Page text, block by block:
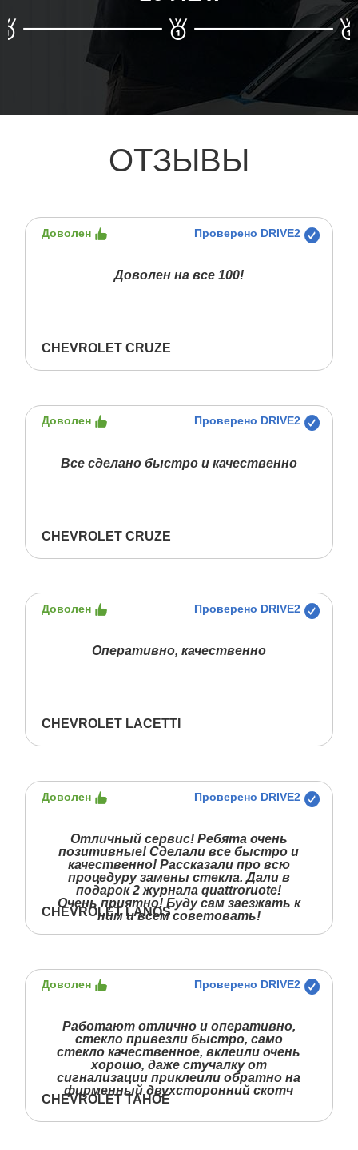
ОТЗЫВЫ
Доволен Проверено DRIVE2
Доволен на все 100!
CHEVROLET CRUZE
Доволен Проверено DRIVE2
Все сделано быстро и качественно
CHEVROLET CRUZE
Доволен Проверено DRIVE2
Оперативно, качественно
CHEVROLET LACETTI
Доволен Проверено DRIVE2
Отличный сервис! Ребята очень
позитивные! Сделали все быстро и
качественно! Рассказали про всю
процедуру замены стекла. Дали в
подарок 2 журнала quattroruote!
Очень приятно! Буду сам заезжать к
ним и всем советовать!
CHEVROLET LANOS
Доволен Проверено DRIVE2
Работают отлично и оперативно,
стекло привезли быстро, само
стекло качественное, вклеили очень
хорошо, даже стучалку от
сигнализации приклеили обратно на
фирменный двухсторонний скотч
CHEVROLET TAHOE